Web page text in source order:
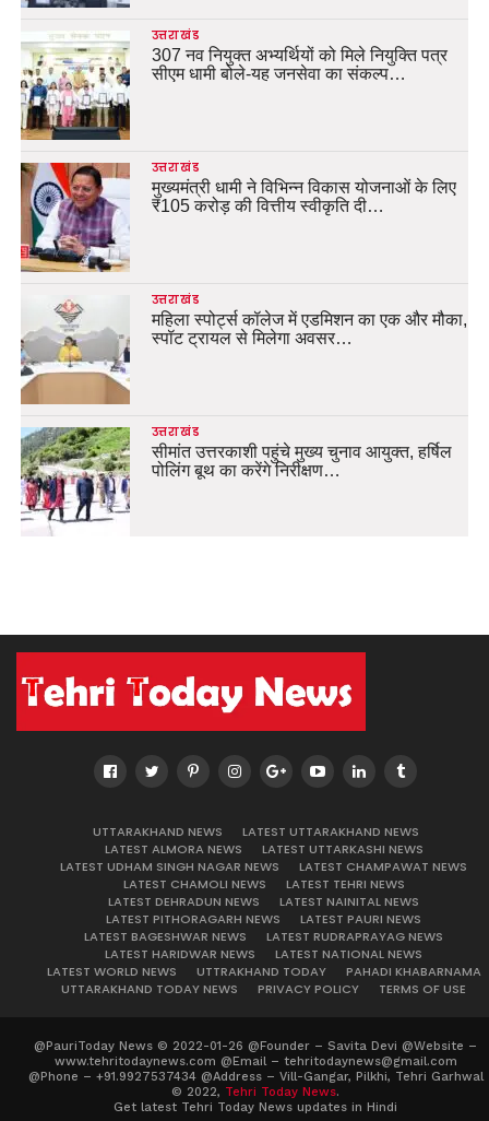
उत्तराखंड
307 नव नियुक्त अभ्यर्थियों को मिले नियुक्ति पत्र
सीएम धामी बोले-यह जनसेवा का संकल्प…
उत्तराखंड
मुख्यमंत्री धामी ने विभिन्न विकास योजनाओं के लिए
₹105 करोड़ की वित्तीय स्वीकृति दी…
उत्तराखंड
महिला स्पोर्ट्स कॉलेज में एडमिशन का एक और मौका,
स्पॉट ट्रायल से मिलेगा अवसर…
उत्तराखंड
सीमांत उत्तरकाशी पहुंचे मुख्य चुनाव आयुक्त, हर्षिल
पोलिंग बूथ का करेंगे निरीक्षण…
UTTARAKHAND NEWS
LATEST UTTARAKHAND NEWS
LATEST ALMORA NEWS
LATEST UTTARKASHI NEWS
LATEST UDHAM SINGH NAGAR NEWS
LATEST CHAMPAWAT NEWS
LATEST CHAMOLI NEWS
LATEST TEHRI NEWS
LATEST DEHRADUN NEWS
LATEST NAINITAL NEWS
LATEST PITHORAGARH NEWS
LATEST PAURI NEWS
LATEST BAGESHWAR NEWS
LATEST RUDRAPRAYAG NEWS
LATEST HARIDWAR NEWS
LATEST NATIONAL NEWS
LATEST WORLD NEWS
UTTRAKHAND TODAY
PAHADI KHABARNAMA
UTTARAKHAND TODAY NEWS
PRIVACY POLICY TERMS OF USE
@PauriToday News © 2022-01-26 @Founder – Savita Devi @Website –
www.tehritodaynews.com @Email – tehritodaynews@gmail.com
@Phone – +91.9927537434 @Address – Vill-Gangar, Pilkhi, Tehri Garhwal
© 2022, Tehri Today News.
Get latest Tehri Today News updates in Hindi